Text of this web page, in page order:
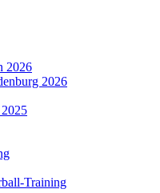
2026
2026
Training